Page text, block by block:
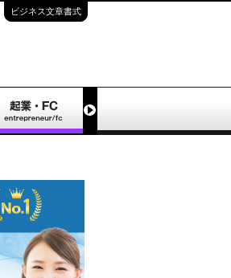
ビジネス文章書式